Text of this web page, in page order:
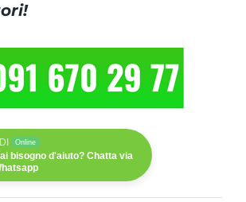
Online
bisogno d'aiuto? Chatta via